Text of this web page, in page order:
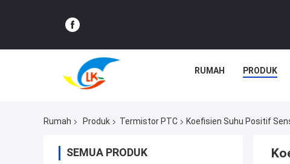
RUMAH PRODUK
Rumah Produk Termistor PTC Koefisien Suhu Positif
SEMUA PRODUK